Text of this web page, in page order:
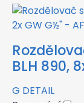
BLH 890,
G DETAIL